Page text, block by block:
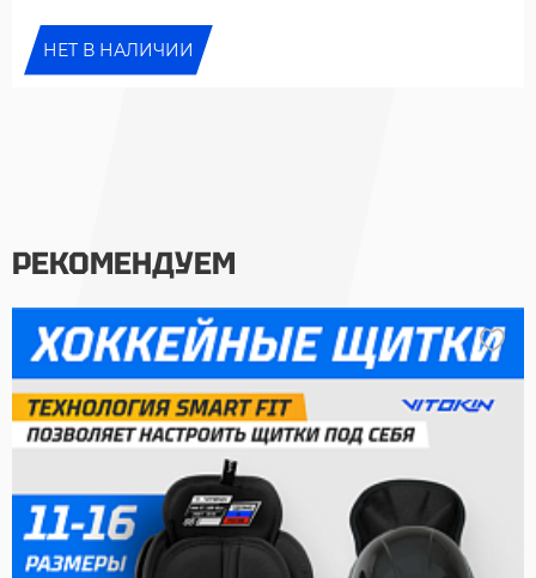
НЕТ В НАЛИЧИИ
РЕКОМЕНДУЕМ